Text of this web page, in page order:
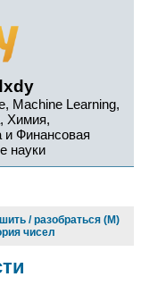
Machine Learning,
Химия,
и Финансовая
науки
/ разобраться (М)
чисел